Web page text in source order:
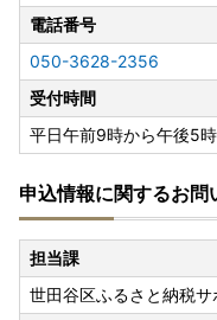
電話番号
050-3628-2356
受付時間
平日午前9時から午後5
申込情報に関するお問
担当課
世田谷区ふるさと納税サ